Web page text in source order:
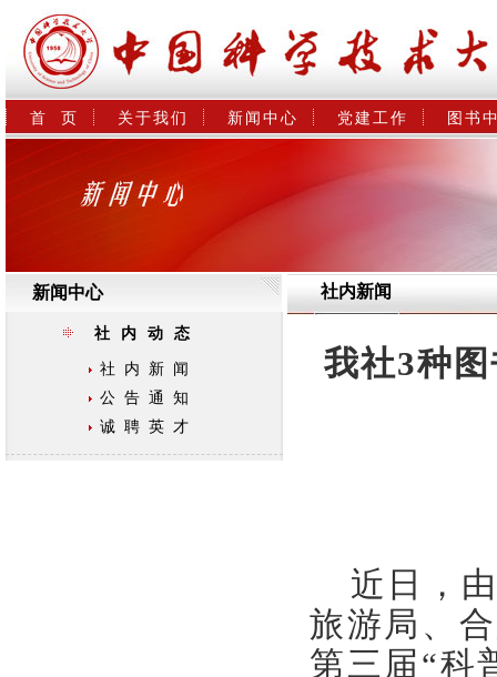
首  页 关于我们 新闻中心 党建工作 图书
新闻中心
社内动态
社内新闻
公告通知
诚聘英才
社内新闻
我社3种
近日，
旅游局、
第三届“科